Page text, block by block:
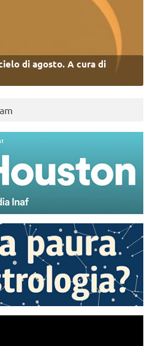
di agosto. A cura di